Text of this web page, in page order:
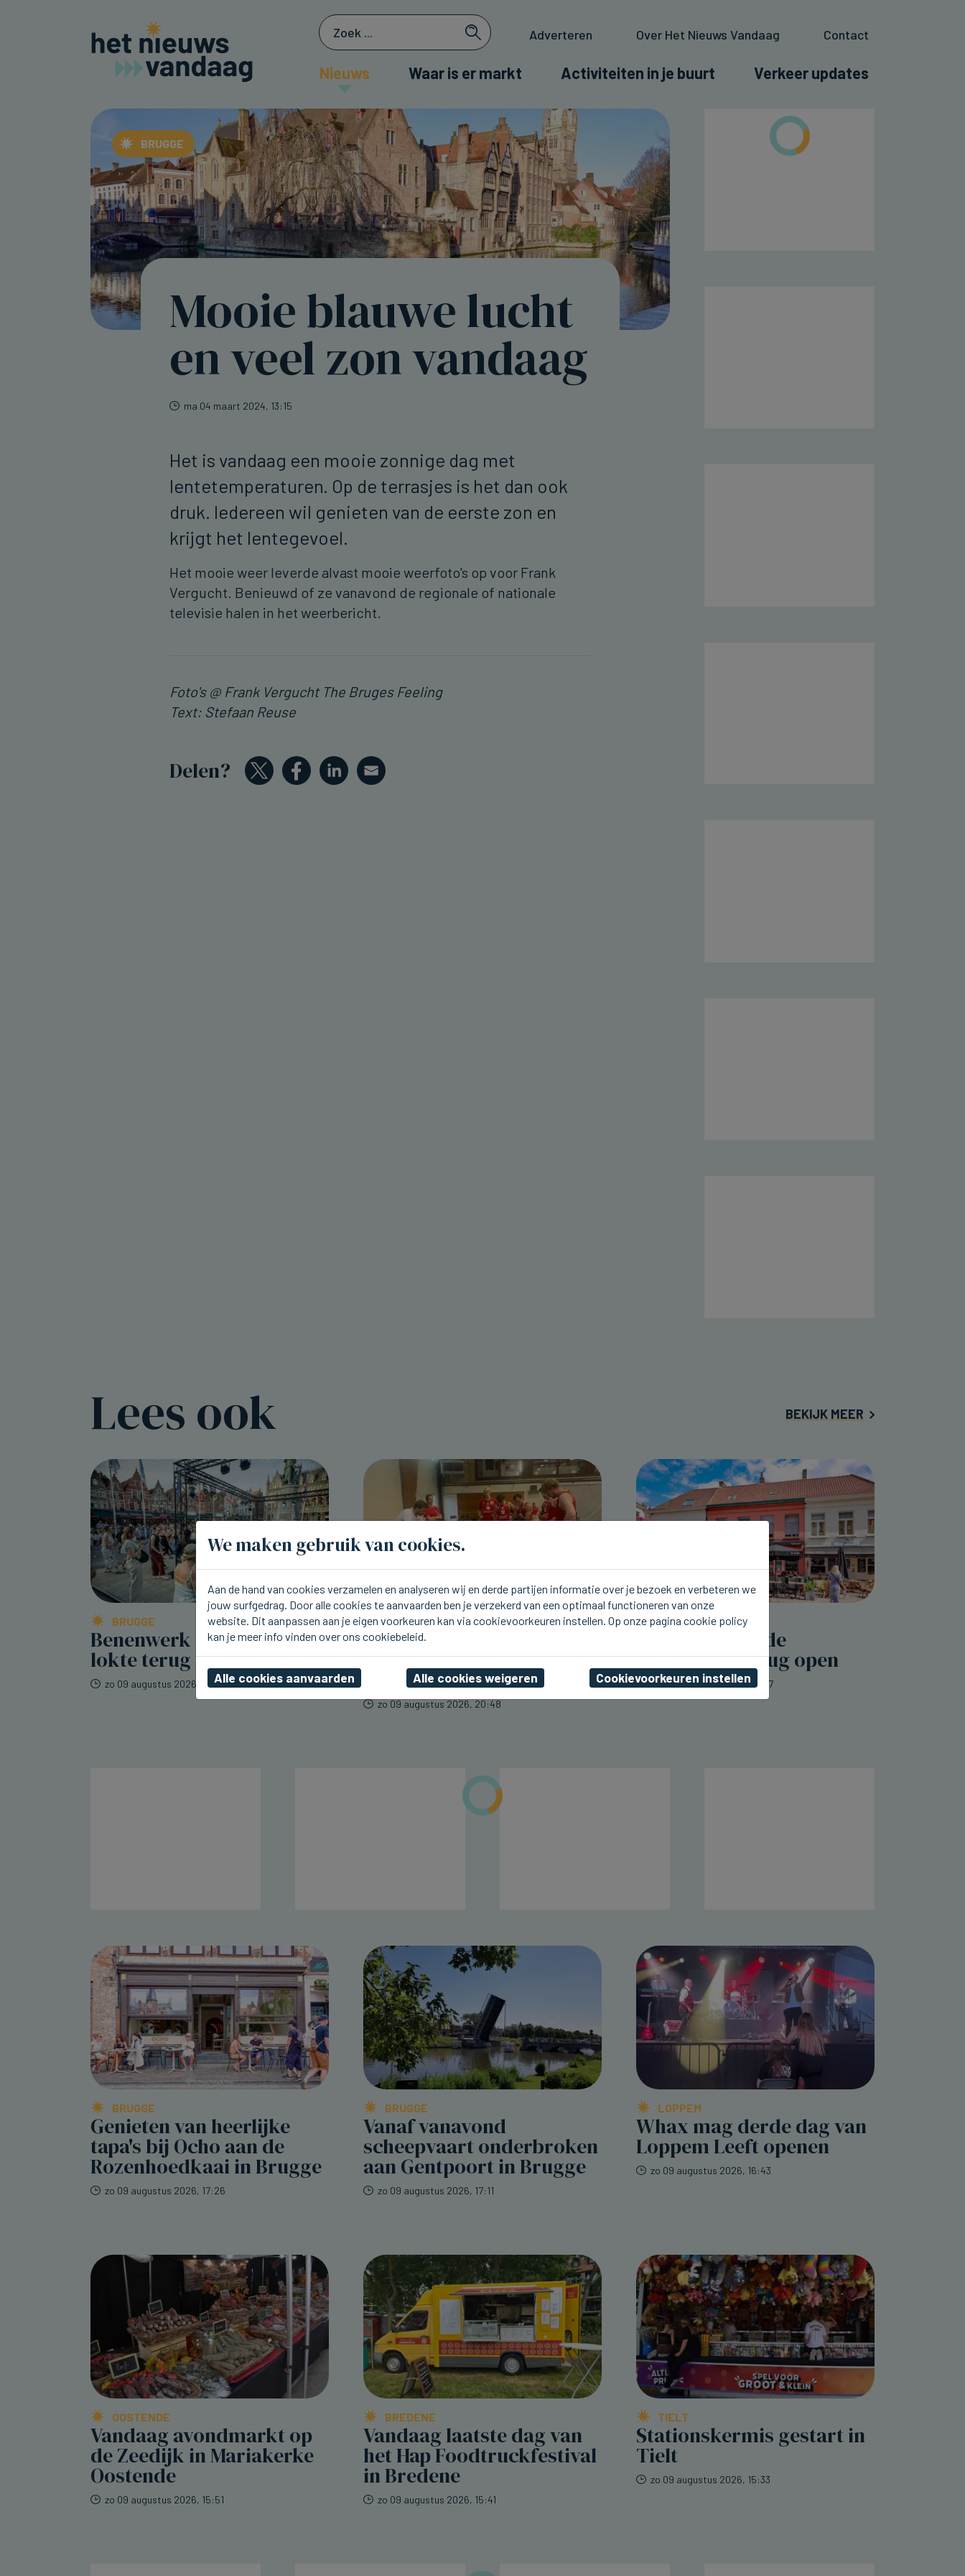
Adverteren Over Het Nieuws Vandaag Contact
Nieuws Waar is er markt Activiteiten in je buurt Verkeer updates
BRUGGE
Mooie blauwe lucht
en veel zon vandaag
ma 04 maart 2024, 13:15
Het is vandaag een mooie zonnige dag met
lentetemperaturen. Op de terrasjes is het dan ook
druk. Iedereen wil genieten van de eerste zon en
krijgt het lentegevoel.
Het mooie weer leverde alvast mooie weerfoto's op voor Frank
Vergucht. Benieuwd of ze vanavond de regionale of nationale
televisie halen in het weerbericht.
Foto's @ Frank Vergucht The Bruges Feeling
Text: Stefaan Reuse
Delen?
Lees ook BEKIJK MEER
BRUGGE
Benenwerk in Brugge
lokte terug heel wat volk
zo 09 augustus 2026, 22:33
BRUGGE
Avanti won de
bekerwedstrijd tegen
Tongeren
zo 09 augustus 2026, 20:48
BRUGGE
Amuzand aan de
Westmeers terug open
zo 09 augustus 2026, 20:07
BRUGGE
Genieten van heerlijke
tapa's bij Ocho aan de
Rozenhoedkaai in Brugge
zo 09 augustus 2026, 17:26
BRUGGE
Vanaf vanavond
scheepvaart onderbroken
aan Gentpoort in Brugge
zo 09 augustus 2026, 17:11
LOPPEM
Whax mag derde dag van
Loppem Leeft openen
zo 09 augustus 2026, 16:43
OOSTENDE
Vandaag avondmarkt op
de Zeedijk in Mariakerke
Oostende
zo 09 augustus 2026, 15:51
BREDENE
Vandaag laatste dag van
het Hap Foodtruckfestival
in Bredene
zo 09 augustus 2026, 15:41
TIELT
Stationskermis gestart in
Tielt
zo 09 augustus 2026, 15:33
We maken gebruik van cookies.
Aan de hand van cookies verzamelen en analyseren wij en derde partijen informatie over je bezoek en verbeteren we
jouw surfgedrag. Door alle cookies te aanvaarden ben je verzekerd van een optimaal functioneren van onze
website. Dit aanpassen aan je eigen voorkeuren kan via cookievoorkeuren instellen. Op onze pagina cookie policy
kan je meer info vinden over ons cookiebeleid.
Alle cookies aanvaarden Alle cookies weigeren Cookievoorkeuren instellen